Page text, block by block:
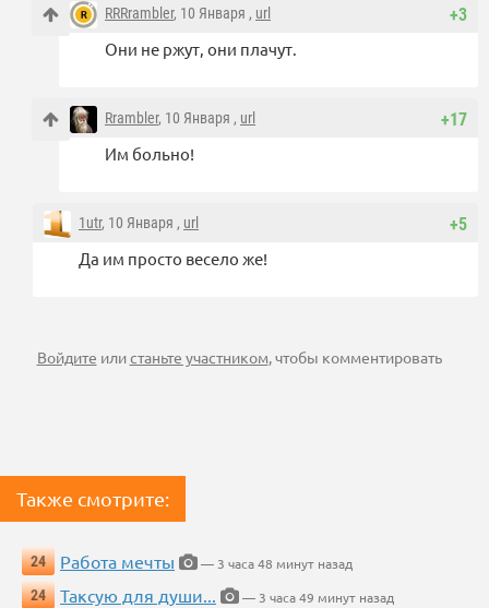
+3
RRRrambler, 10 Января , url
Они не ржут, они плачут.
+17
Rrambler, 10 Января , url
Им больно!
+5
1utr, 10 Января , url
Да им просто весело же!
Войдите илистаньте участником, чтобы комментировать
Также смотрите:
24 Работа мечты
— 3 часа 48 минут назад
24
Таксую для души...
— 3 часа 49 минут назад